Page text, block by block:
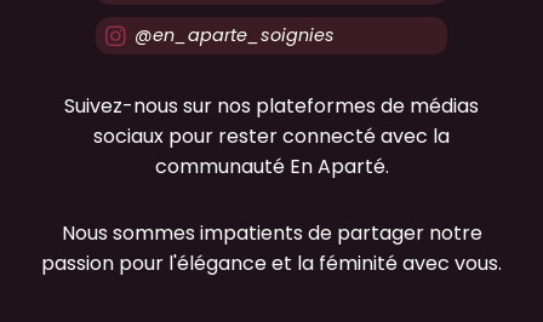
@en_aparte_soignies
Suivez-nous sur nos plateformes de médias
sociaux pour rester connecté avec la
communauté En Aparté.
Nous sommes impatients de partager notre
passion pour l'élégance et la féminité avec vous.